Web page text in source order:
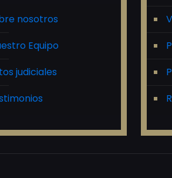
nosotros
Equipo
judiciales